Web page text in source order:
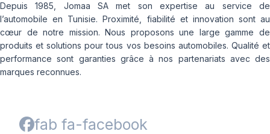
Depuis 1985, Jomaa SA met son expertise au service de
l’automobile en Tunisie. Proximité, fiabilité et innovation sont au
cœur de notre mission. Nous proposons une large gamme de
produits et solutions pour tous vos besoins automobiles. Qualité et
performance sont garanties grâce à nos partenariats avec des
marques reconnues.
fab fa-facebook